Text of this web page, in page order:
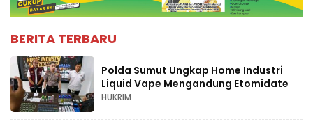
BERITA TERBARU
Polda Sumut Ungkap Home Industri
Liquid Vape Mengandung Etomidate
HUKRIM